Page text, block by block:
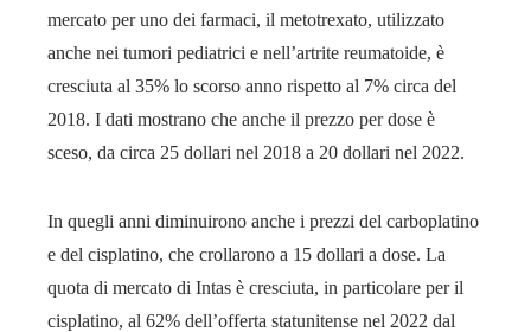
mercato per uno dei farmaci, il metotrexato, utilizzato
anche nei tumori pediatrici e nell’artrite reumatoide, è
cresciuta al 35% lo scorso anno rispetto al 7% circa del
2018. I dati mostrano che anche il prezzo per dose è
sceso, da circa 25 dollari nel 2018 a 20 dollari nel 2022.
In quegli anni diminuirono anche i prezzi del carboplatino
e del cisplatino, che crollarono a 15 dollari a dose. La
quota di mercato di Intas è cresciuta, in particolare per il
cisplatino, al 62% dell’offerta statunitense nel 2022 dal